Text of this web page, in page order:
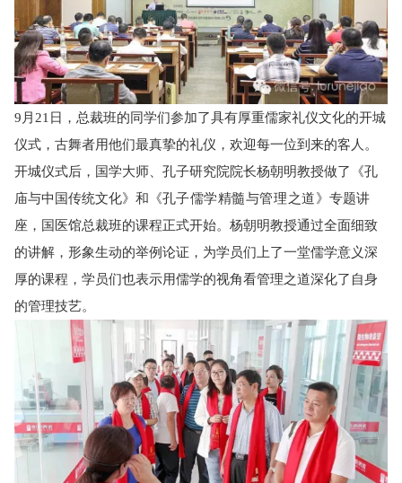
9月21日，总裁班的同学们参加了具有厚重儒家礼仪文化的开城
仪式，古舞者用他们最真挚的礼仪， 欢迎每一位到来的客人 。
开城仪式后，国学大师、孔子研究院院长杨朝明教授做了《孔
庙与中国传统文化》和《孔子儒学精髓与管理之道》专题讲
座，国医馆总裁班的课程正式开始。杨朝明教授通过全面细致
的讲解，形象生动的举例论证，为学员们上了一堂儒学意义深
厚的课程，学员们也表示用儒学的视角看管理之道深化了自身
的管理技艺。